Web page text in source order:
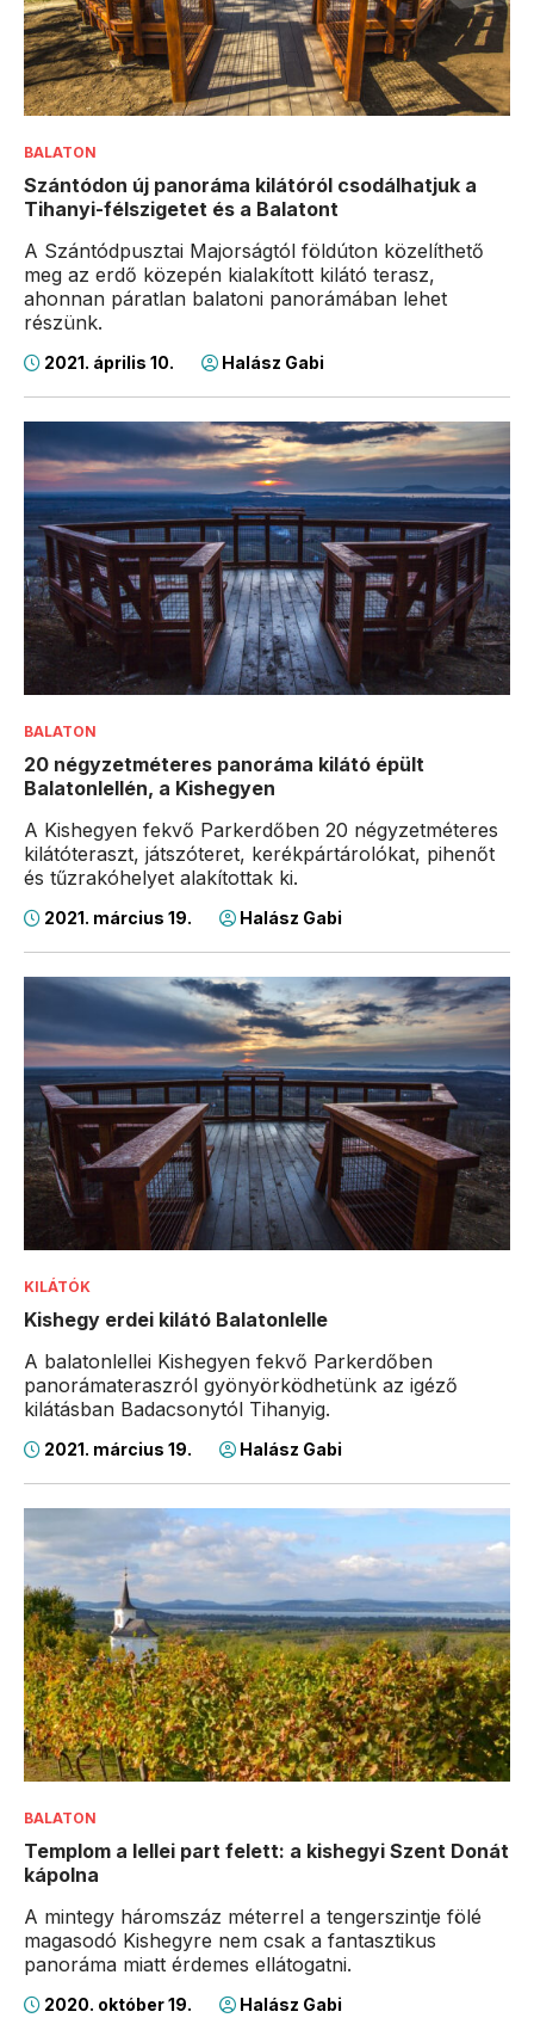
BALATON
Szántódon új panoráma kilátóról csodálhatjuk a
Tihanyi-félszigetet és a Balatont
A Szántódpusztai Majorságtól földúton közelíthető
meg az erdő közepén kialakított kilátó terasz,
ahonnan páratlan balatoni panorámában lehet
részünk.
2021. április 10. Halász Gabi
BALATON
20 négyzetméteres panoráma kilátó épült
Balatonlellén, a Kishegyen
A Kishegyen fekvő Parkerdőben 20 négyzetméteres
kilátóteraszt, játszóteret, kerékpártárolókat, pihenőt
és tűzrakóhelyet alakítottak ki.
2021. március 19. Halász Gabi
KILÁTÓK
Kishegy erdei kilátó Balatonlelle
A balatonlellei Kishegyen fekvő Parkerdőben
panorámateraszról gyönyörködhetünk az igéző
kilátásban Badacsonytól Tihanyig.
2021. március 19. Halász Gabi
BALATON
Templom a lellei part felett: a kishegyi Szent Donát
kápolna
A mintegy háromszáz méterrel a tengerszintje fölé
magasodó Kishegyre nem csak a fantasztikus
panoráma miatt érdemes ellátogatni.
2020. október 19. Halász Gabi